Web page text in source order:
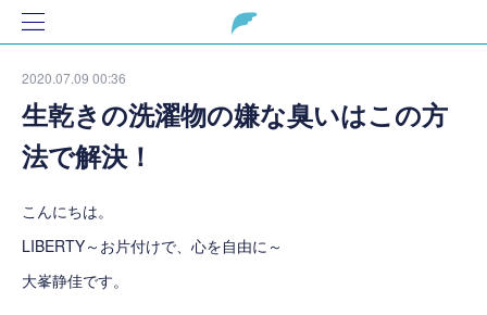
2020.07.09 00:36
生乾きの洗濯物の嫌な臭いはこの方
法で解決！
こんにちは。
LIBERTY～お片付けで、心を自由に～
大峯静佳です。